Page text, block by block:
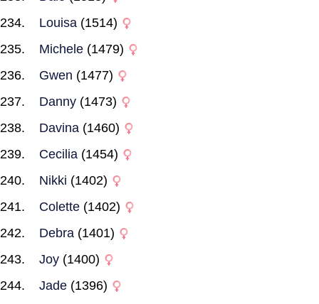
Louisa (1514)
Michele (1479)
Gwen (1477)
Danny (1473)
Davina (1460)
Cecilia (1454)
Nikki (1402)
Colette (1402)
Debra (1401)
Joy (1400)
Jade (1396)